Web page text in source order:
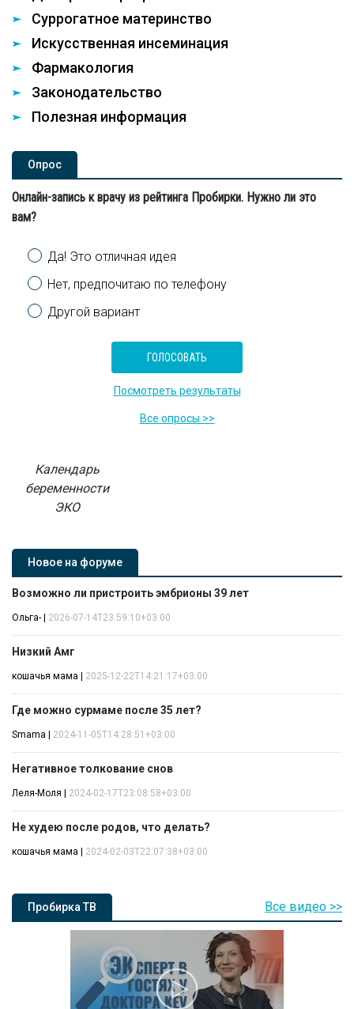
Суррогатное материнство
Искусственная инсеминация
Фармакология
Законодательство
Полезная информация
Опроc
Онлайн-запись к врачу из рейтинга Пробирки. Нужно ли это
вам?
Варианты
Да! Это отличная идея
Нет, предпочитаю по телефону
Другой вариант
Посмотреть результаты
Все опросы >>
Календарь
беременности
ЭКО
Новое на форуме
Возможно ли пристроить эмбрионы 39 лет
Ольга- 2026-07-14T23:59:10+03:00
Низкий Амг
кошачья мама 2025-12-22T14:21:17+03:00
Где можно сурмаме после 35 лет?
Smama 2024-11-05T14:28:51+03:00
Негативное толкование снов
Леля-Моля 2024-02-17T23:08:58+03:00
Не худею после родов, что делать?
кошачья мама 2024-02-03T22:07:38+03:00
Пробирка ТВ Все видео >>